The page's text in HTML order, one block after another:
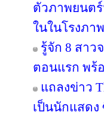
ตัวภาพยนตร์
ในในโรงภา
รู้จัก 8 สาว
ตอนแรก พร้
แถลงข่าว
เป็นนักแสดง